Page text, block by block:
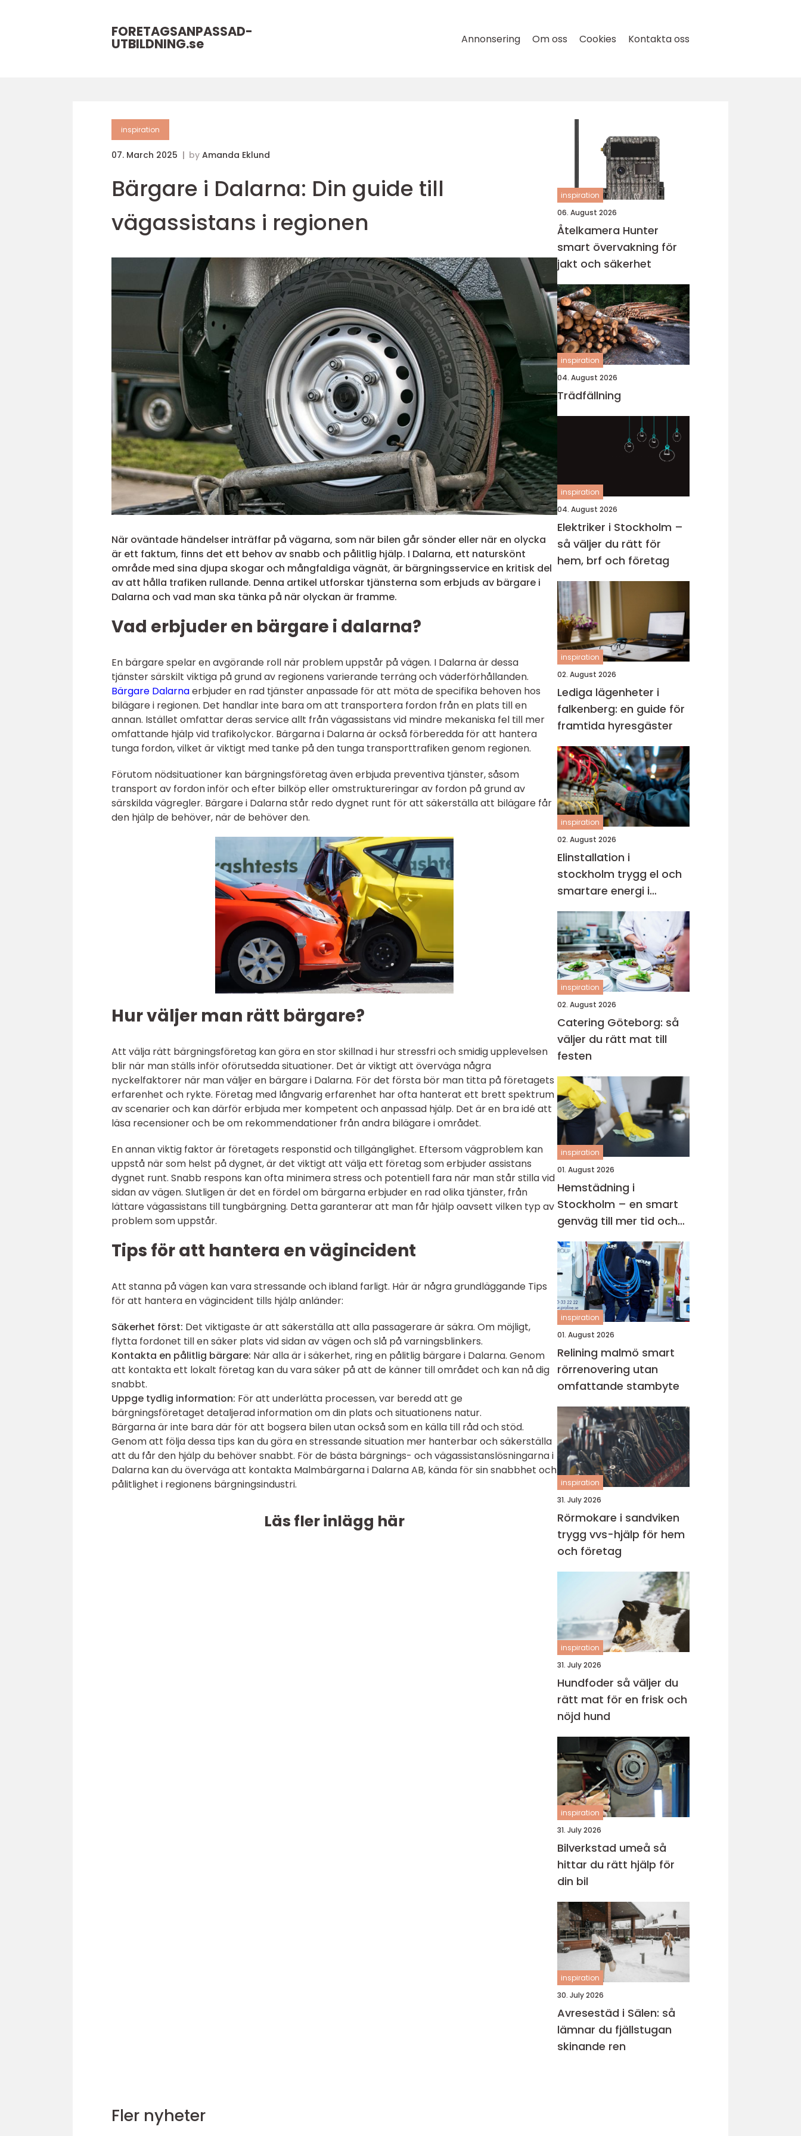
FORETAGSANPASSAD-
UTBILDNING.se Annonsering Om oss Cookies Kontakta oss
inspiration
07. March 2025 by Amanda Eklund
Bärgare i Dalarna: Din guide till
vägassistans i regionen
När oväntade händelser inträffar på vägarna, som när bilen går sönder eller när en olycka
är ett faktum, finns det ett behov av snabb och pålitlig hjälp. I Dalarna, ett naturskönt
område med sina djupa skogar och mångfaldiga vägnät, är bärgningsservice en kritisk del
av att hålla trafiken rullande. Denna artikel utforskar tjänsterna som erbjuds av bärgare i
Dalarna och vad man ska tänka på när olyckan är framme.
Vad erbjuder en bärgare i dalarna?
En bärgare spelar en avgörande roll när problem uppstår på vägen. I Dalarna är dessa
tjänster särskilt viktiga på grund av regionens varierande terräng och väderförhållanden.
Bärgare Dalarnaerbjuder en rad tjänster anpassade för att möta de specifika behoven hos
bilägare i regionen. Det handlar inte bara om att transportera fordon från en plats till en
annan. Istället omfattar deras service allt från vägassistans vid mindre mekaniska fel till mer
omfattande hjälp vid trafikolyckor. Bärgarna i Dalarna är också förberedda för att hantera
tunga fordon, vilket är viktigt med tanke på den tunga transporttrafiken genom regionen.
Förutom nödsituationer kan bärgningsföretag även erbjuda preventiva tjänster, såsom
transport av fordon inför och efter bilköp eller omstruktureringar av fordon på grund av
särskilda vägregler. Bärgare i Dalarna står redo dygnet runt för att säkerställa att bilägare får
den hjälp de behöver, när de behöver den.
Hur väljer man rätt bärgare?
Att välja rätt bärgningsföretag kan göra en stor skillnad i hur stressfri och smidig upplevelsen
blir när man ställs inför oförutsedda situationer. Det är viktigt att överväga några
nyckelfaktorer när man väljer en bärgare i Dalarna. För det första bör man titta på företagets
erfarenhet och rykte. Företag med långvarig erfarenhet har ofta hanterat ett brett spektrum
av scenarier och kan därför erbjuda mer kompetent och anpassad hjälp. Det är en bra idé att
läsa recensioner och be om rekommendationer från andra bilägare i området.
En annan viktig faktor är företagets responstid och tillgänglighet. Eftersom vägproblem kan
uppstå när som helst på dygnet, är det viktigt att välja ett företag som erbjuder assistans
dygnet runt. Snabb respons kan ofta minimera stress och potentiell fara när man står stilla vid
sidan av vägen. Slutligen är det en fördel om bärgarna erbjuder en rad olika tjänster, från
lättare vägassistans till tungbärgning. Detta garanterar att man får hjälp oavsett vilken typ av
problem som uppstår.
Tips för att hantera en vägincident
Att stanna på vägen kan vara stressande och ibland farligt. Här är några grundläggande Tips
för att hantera en vägincident tills hjälp anländer:
Säkerhet först: Det viktigaste är att säkerställa att alla passagerare är säkra. Om möjligt,
flytta fordonet till en säker plats vid sidan av vägen och slå på varningsblinkers.
Kontakta en pålitlig bärgare: När alla är i säkerhet, ring en pålitlig bärgare i Dalarna. Genom
att kontakta ett lokalt företag kan du vara säker på att de känner till området och kan nå dig
snabbt.
Uppge tydlig information: För att underlätta processen, var beredd att ge
bärgningsföretaget detaljerad information om din plats och situationens natur.
Bärgarna är inte bara där för att bogsera bilen utan också som en källa till råd och stöd.
Genom att följa dessa tips kan du göra en stressande situation mer hanterbar och säkerställa
att du får den hjälp du behöver snabbt. För de bästa bärgnings- och vägassistanslösningarna i
Dalarna kan du överväga att kontakta Malmbärgarna i Dalarna AB, kända för sin snabbhet och
pålitlighet i regionens bärgningsindustri.
Läs fler inlägg här
inspiration
06. August 2026
Åtelkamera Hunter
smart övervakning för
jakt och säkerhet
inspiration
04. August 2026
Trädfällning
inspiration
04. August 2026
Elektriker i Stockholm –
så väljer du rätt för
hem, brf och företag
inspiration
02. August 2026
Lediga lägenheter i
falkenberg: en guide för
framtida hyresgäster
inspiration
02. August 2026
Elinstallation i
stockholm trygg el och
smartare energi i
vardagen
inspiration
02. August 2026
Catering Göteborg: så
väljer du rätt mat till
festen
inspiration
01. August 2026
Hemstädning i
Stockholm – en smart
genväg till mer tid och
lugn i vardagen
inspiration
01. August 2026
Relining malmö smart
rörrenovering utan
omfattande stambyte
inspiration
31. July 2026
Rörmokare i sandviken
trygg vvs-hjälp för hem
och företag
inspiration
31. July 2026
Hundfoder så väljer du
rätt mat för en frisk och
nöjd hund
inspiration
31. July 2026
Bilverkstad umeå så
hittar du rätt hjälp för
din bil
inspiration
30. July 2026
Avresestäd i Sälen: så
lämnar du fjällstugan
skinande ren
Fler nyheter